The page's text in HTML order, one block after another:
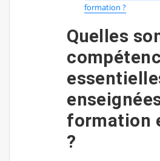
formation ?
Quelles
formation
?